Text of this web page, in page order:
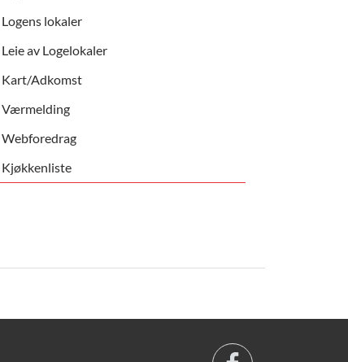
Logens lokaler
Leie av Logelokaler
Kart/Adkomst
Værmelding
Webforedrag
Kjøkkenliste